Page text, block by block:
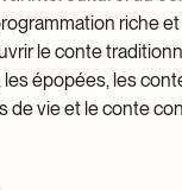
riche
le conte
épopées, les
de vie et le conte